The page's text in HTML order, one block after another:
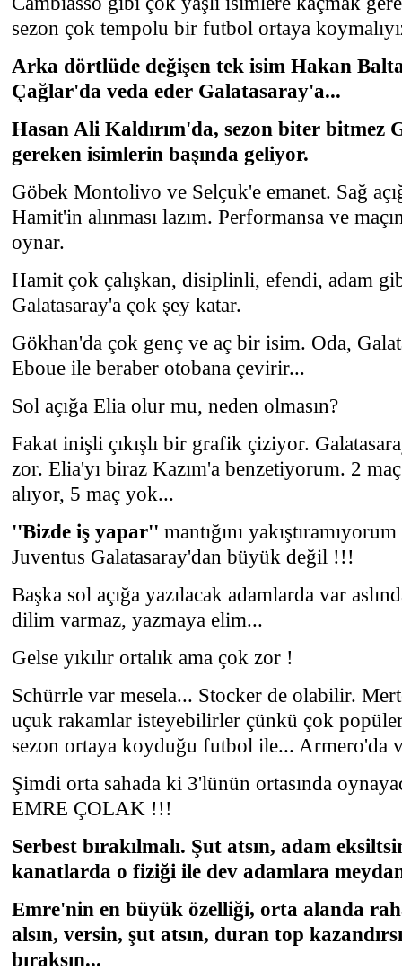
sezon çok tempolu bir futbol ortaya
Arka dörtlüde değişen tek isim Hakan
Çağlar'da veda eder Galatasaray'a...
Hasan Ali Kaldırım'da, sezon biter bitmez
gereken isimlerin başında geliyor.
Göbek Montolivo ve Selçuk'e emanet. Sağ
Hamit'in alınması lazım. Performansa ve
oynar.
Hamit çok çalışkan, disiplinli, efendi, adam
Galatasaray'a çok şey katar.
Gökhan'da çok genç ve aç bir isim. Oda,
Eboue ile beraber otobana çevirir...
Sol açığa Elia olur mu, neden olmasın?
Fakat inişli çıkışlı bir grafik çiziyor.
zor. Elia'yı biraz Kazım'a benzetiyorum. 2
alıyor, 5 maç yok...
''Bizde iş yapar'' mantığını
Juventus Galatasaray'dan büyük değil !!!
Başka sol açığa yazılacak adamlarda var
dilim varmaz, yazmaya elim...
Gelse yıkılır ortalık ama çok zor !
Schürrle var mesela... Stocker de olabilir.
uçuk rakamlar isteyebilirler çünkü çok
sezon ortaya koyduğu futbol ile... Armero'da
Şimdi orta sahada ki 3'lünün ortasında
EMRE ÇOLAK !!!
Serbest bırakılmalı. Şut atsın, adam
kanatlarda o fiziği ile dev adamlara
Emre'nin en büyük özelliği, orta alanda
alsın, versin, şut atsın, duran top
bıraksın...